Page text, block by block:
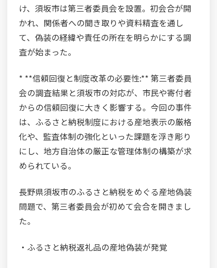
け、須坂市は第三者委員会を設置。初会合が開
かれ、関係者への聞き取りや資料精査を通し
て、偽装の経緯や責任の所在を明らかにする調
査が始まった。
* **信頼回復と制度改革の必要性:** 第三者委員
会の調査結果と須坂市の対応が、市民や寄付者
からの信頼回復に大きく影響する。今回の事件
は、ふるさと納税制度における産地表示の厳格
化や、監査体制の強化といった課題を浮き彫り
にし、地方自治体の厳正な管理体制の構築が求
められている。
長野県須坂市のふるさと納税をめぐる産地偽装
問題で、第三者委員会が初めて会合を開きまし
た。
・ふるさと納税返礼品の産地偽装が発覚